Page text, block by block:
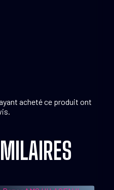
acheté ce produit ont